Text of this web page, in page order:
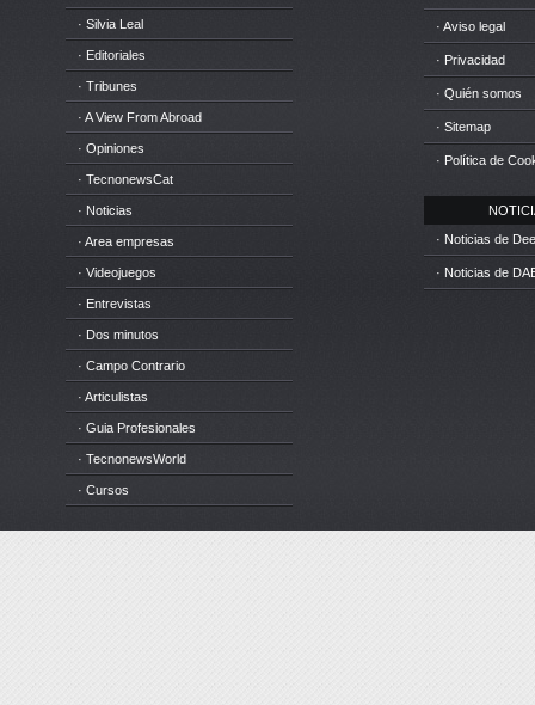
· Silvia Leal
· Editoriales
· Tribunes
· A View From Abroad
· Opiniones
· TecnonewsCat
· Noticias
· Area empresas
· Videojuegos
· Entrevistas
· Dos minutos
· Campo Contrario
· Articulistas
· Guia Profesionales
· TecnonewsWorld
· Cursos
· Aviso legal
· Privacidad
· Quién somos
· Sitemap
· Política de
· Noticias de
· Noticias de